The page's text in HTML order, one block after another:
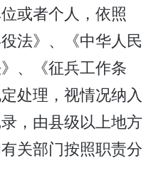
或者个人，依照
法》、《中华人民
、《征兵工作条
处理，视情况纳入
，由县级以上地方
关部门按照职责分